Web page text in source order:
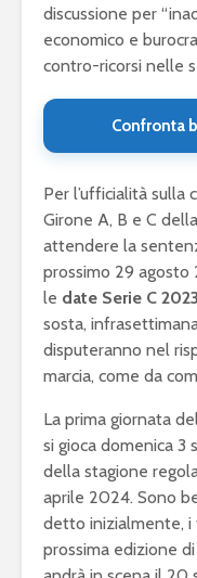
discussione per
economico e
contro-ricorsi nelle
Confronta
Per l’ufficialità sulla
Girone A, B e C
attendere la
prossimo 29
le date Serie C
sosta,
disputeranno nel
marcia, come da
La prima giornata
si gioca domenica 3
della stagione
aprile 2024. Sono
detto inizialmente,
prossima edizione